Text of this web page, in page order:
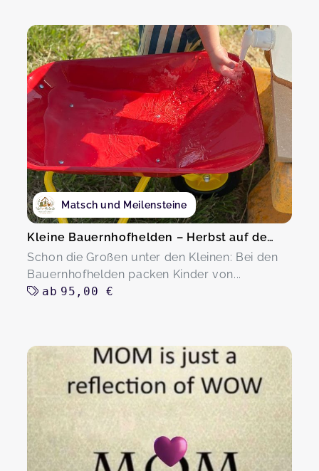
Matsch und Meilensteine
Kleine Bauernhofhelden – Herbst auf dem Hof
Schon die Großen unter den Kleinen: Bei den
Bauernhofhelden packen Kinder von...
ab 95,00 €